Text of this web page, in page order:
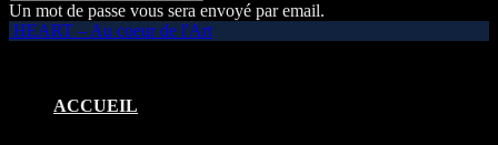
Un mot de passe vous sera envoyé par email.
HEART – Au coeur de l'Art
ACCUEIL